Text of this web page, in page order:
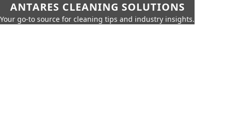
ANTARES CLEANING SOLUTIONS
Your go-to source for cleaning tips and industry insights.